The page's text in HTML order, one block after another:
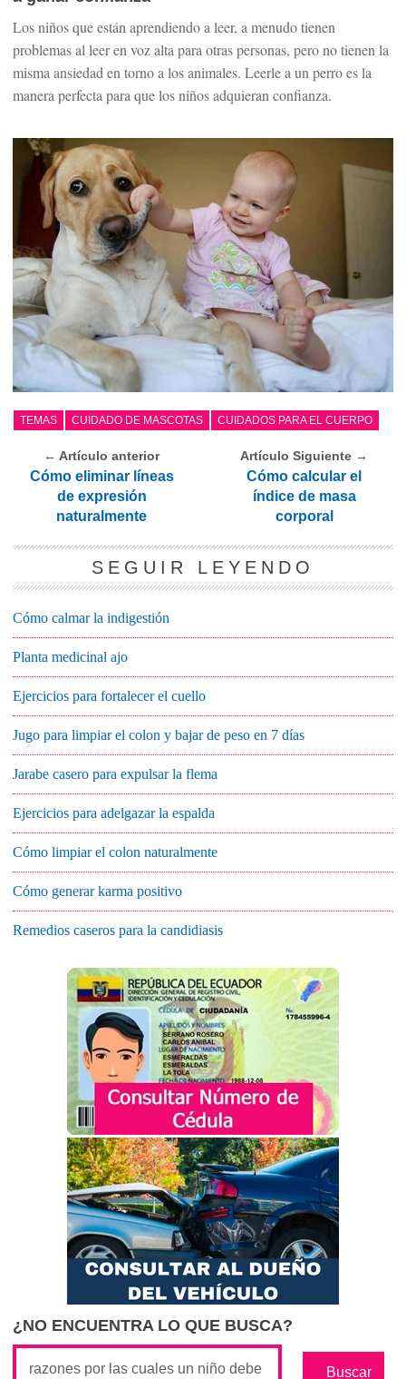
Los niños que están aprendiendo a leer, a menudo tienen
problemas al leer en voz alta para otras personas, pero no tienen la
misma ansiedad en torno a los animales. Leerle a un perro es la
manera perfecta para que los niños adquieran confianza.
TEMAS CUIDADO DE MASCOTAS CUIDADOS PARA EL CUERPO
← Artículo anterior
Cómo eliminar líneas
de expresión
naturalmente
Artículo Siguiente →
Cómo calcular el
índice de masa
corporal
SEGUIR LEYENDO
Cómo calmar la indigestión
Planta medicinal ajo
Ejercicios para fortalecer el cuello
Jugo para limpiar el colon y bajar de peso en 7 días
Jarabe casero para expulsar la flema
Ejercicios para adelgazar la espalda
Cómo limpiar el colon naturalmente
Cómo generar karma positivo
Remedios caseros para la candidiasis
¿NO ENCUENTRA LO QUE BUSCA?